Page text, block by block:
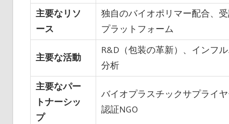
主要なリソ
ース
独自のバイオポリマー配合、
プラットフォーム
主要な活動
R&D（包装の革新）、インフ
分析
主要なパー
トナーシッ
プ
バイオプラスチックサプライ
認証NGO